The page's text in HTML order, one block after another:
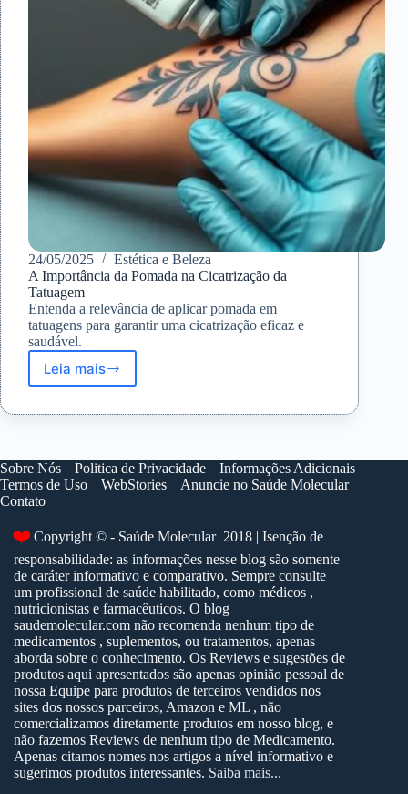
24/05/2025
Estética e Beleza
A Importância da Pomada na Cicatrização da
Tatuagem
Entenda a relevância de aplicar pomada em
tatuagens para garantir uma cicatrização eficaz e
saudável.
Leia mais
A
da
Cicatrização
da
Sobre Nós Politica de Privacidade
Informações Adicionais
Termos de Uso
WebStories
Anuncie no Saúde Molecular
Contato
❤️ Copyright © - Saúde Molecular 2018 | Isenção de
responsabilidade: as informações nesse blog são somente
de caráter informativo e comparativo. Sempre consulte
um profissional de saúde habilitado, como médicos ,
nutricionistas e farmacêuticos. O blog
saudemolecular.com não recomenda nenhum tipo de
medicamentos , suplementos, ou tratamentos, apenas
aborda sobre o conhecimento. Os Reviews e sugestões de
produtos aqui apresentados são apenas opinião pessoal de
nossa Equipe para produtos de terceiros vendidos nos
sites dos nossos parceiros, Amazon e ML , não
comercializamos diretamente produtos em nosso blog, e
não fazemos Reviews de nenhum tipo de Medicamento.
Apenas citamos nomes nos artigos a nível informativo e
sugerimos produtos interessantes. Saiba mais...